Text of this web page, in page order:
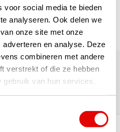
voor social media te bieden
analyseren. Ook delen we
onze site met onze
en analyse. Deze
combineren met andere
verstrekt of die ze hebben
van hun services.
| Trusted Shops, TrustPilot,
aan het
Vóór 15:00 besteld,